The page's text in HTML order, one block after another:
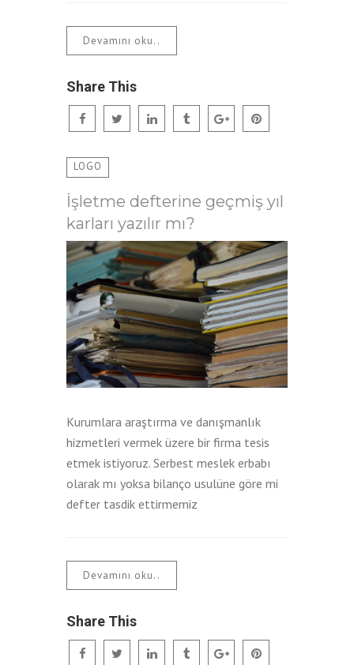
Devamını oku..
Share This
LOGO
İşletme defterine geçmiş yıl
karları yazılır mı?
Kurumlara araştırma ve danışmanlık
hizmetleri vermek üzere bir firma tesis
etmek istiyoruz. Serbest meslek erbabı
olarak mı yoksa bilanço usulüne göre mi
defter tasdik ettirmemiz
Devamını oku..
Share This